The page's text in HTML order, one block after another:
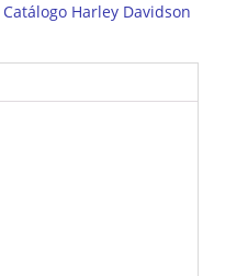
Catálogo Harley Davidson